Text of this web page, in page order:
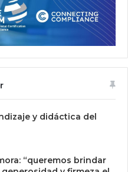
y didáctica del
“queremos brindar